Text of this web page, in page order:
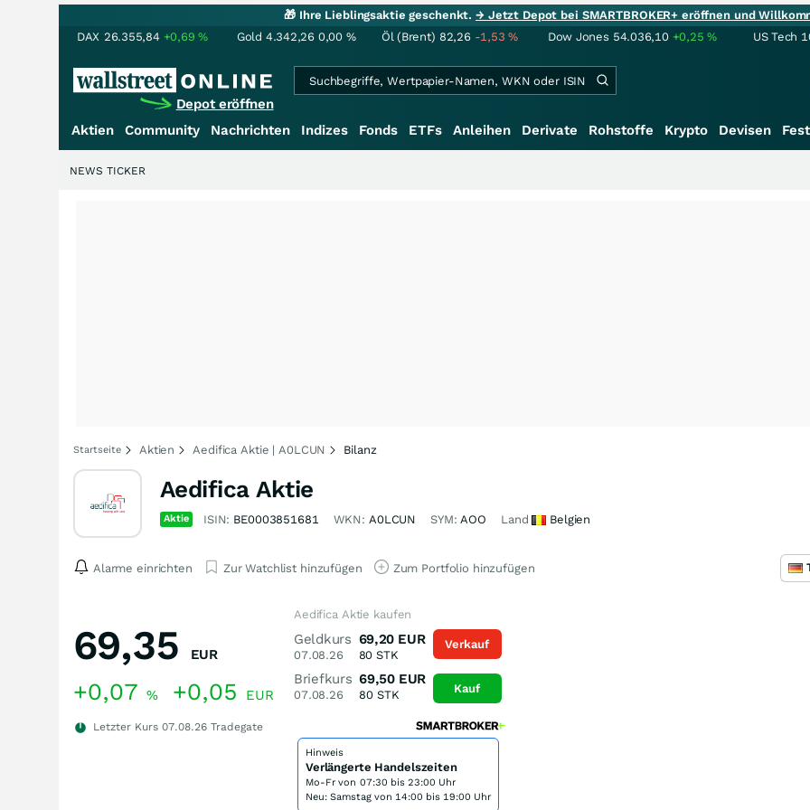
🎁 Ihre Lieblingsaktie geschenkt.→ Jetzt Depot bei SMARTBROKER+ eröffnen und
DAX 26.355,84 +0,69% Gold 4.342,26 0,00 % Öl (Brent) 82,26 -1,53% Dow Jones 54.036,10 +0,25% US Tech
Depot eröffnen
Aktien Community Nachrichten Indizes Fonds ETFs Anleihen Derivate Rohstoffe Krypto Devisen
NEWS TICKER
Startseite Aktien Aedifica Aktie | A0LCUN Bilanz
Aedifica Aktie
Aktie ISIN: BE0003851681 WKN: A0LCUN SYM:AOO Land Belgien
Alarme einrichten Zur Watchlist hinzufügen Zum Portfolio hinzufügen
69,35 EUR
+0,07 % +0,05 EUR
Letzter Kurs 07.08.26 Tradegate
Aedifica Aktie kaufen
Geldkurs
07.08.26
69,20 EUR
80 STK
Briefkurs
07.08.26
69,50 EUR
80 STK
Verkauf
Kauf
Hinweis
Verlängerte Handelszeiten
Mo-Fr von 07:30 bis 23:00 Uhr
Neu: Samstag von 14:00 bis 19:00 Uhr